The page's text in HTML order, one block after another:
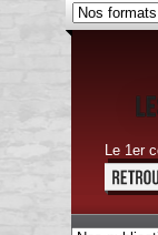
Le 1er